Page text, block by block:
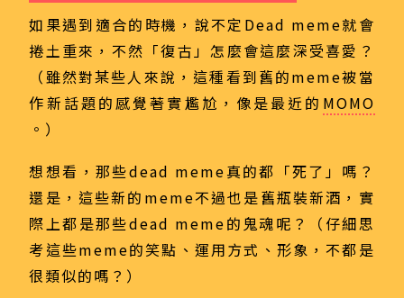
如果遇到適合的時機，說不定Dead meme就會
捲土重來，不然「復古」怎麼會這麼深受喜愛？
（雖然對某些人來說，這種看到舊的meme被當
作新話題的感覺著實尷尬，像是最近的 MOMO
。）
想想看，那些dead meme真的都「死了」嗎？
還是，這些新的meme不過也是舊瓶裝新酒，實
際上都是那些dead meme的鬼魂呢？（仔細思
考這些meme的笑點、運用方式、形象，不都是
很類似的嗎？）